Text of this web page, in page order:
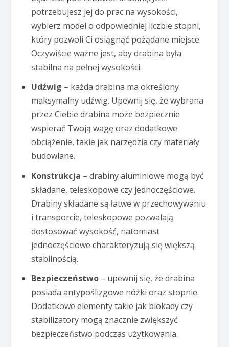
potrzebujesz jej do prac na wysokości,
wybierz model o odpowiedniej liczbie stopni,
który pozwoli Ci osiągnąć pożądane miejsce.
Oczywiście ważne jest, aby drabina była
stabilna na pełnej wysokości.
Udźwig – każda drabina ma określony
maksymalny udźwig. Upewnij się, że wybrana
przez Ciebie drabina może bezpiecznie
wspierać Twoją wagę oraz dodatkowe
obciążenie, takie jak narzędzia czy materiały
budowlane.
Konstrukcja – drabiny aluminiowe mogą być
składane, teleskopowe czy jednoczęściowe.
Drabiny składane są łatwe w przechowywaniu
i transporcie, teleskopowe pozwalają
dostosować wysokość, natomiast
jednoczęściowe charakteryzują się większą
stabilnością.
Bezpieczeństwo– upewnij się, że drabina
posiada antypoślizgowe nóżki oraz stopnie.
Dodatkowe elementy takie jak blokady czy
stabilizatory mogą znacznie zwiększyć
bezpieczeństwo podczas użytkowania.